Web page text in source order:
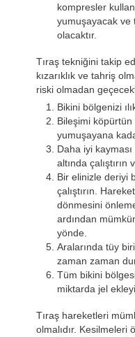
kompresler
yumuşayacak ve
olacaktır.
Tıraş tekniğini takip
kızarıklık ve tahriş
riski olmadan
Bikini bölgenizi
Bileşimi
yumuşayana
Daha iyi
altında çalıştırın
Bir elinizle deriyi
çalıştırın.
dönmesini
ardından
yönde.
Aralarında tüy
zaman zaman
Tüm bikini
miktarda jel
Tıraş hareketleri
olmalıdır. Kesilmeleri